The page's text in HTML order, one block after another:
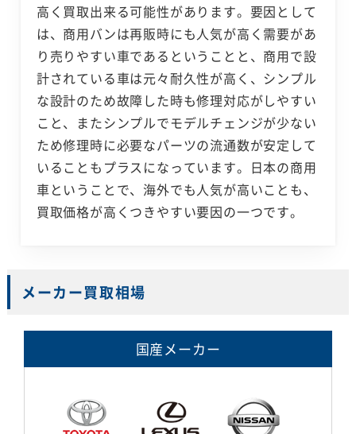
高く買取出来る可能性があります。要因として
は、商用バンは再販時にも人気が高く需要があ
り売りやすい車であるということと、商用で設
計されている車は元々耐久性が高く、シンプル
な設計のため故障した時も修理対応がしやすい
こと、またシンプルでモデルチェンジが少ない
ため修理時に必要なパーツの流通数が安定して
いることもプラスになっています。日本の商用
車ということで、海外でも人気が高いことも、
買取価格が高くつきやすい要因の一つです。
メーカー買取相場
国産メーカー